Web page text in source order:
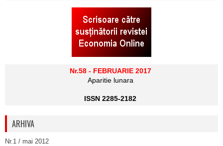
Nr.58 - FEBRUARIE 2017
Aparitie lunara
ISSN 2285-2182
ARHIVA
Nr.1 / mai 2012